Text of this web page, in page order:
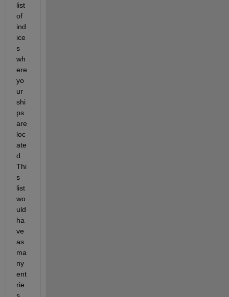
list
of
ind
ice
s
wh
ere
yo
ur
shi
ps
are
loc
ate
d.
Thi
s
list
wo
uld
ha
ve
as
ma
ny
ent
rie